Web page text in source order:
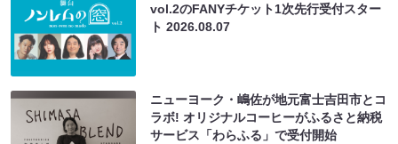
vol.2のFANYチケット1次先行受付スター
ト2026.08.07
ニューヨーク・嶋佐が地元富士吉田市とコ
ラボ! オリジナルコーヒーがふるさと納税
サービス「わらふる」で受付開始